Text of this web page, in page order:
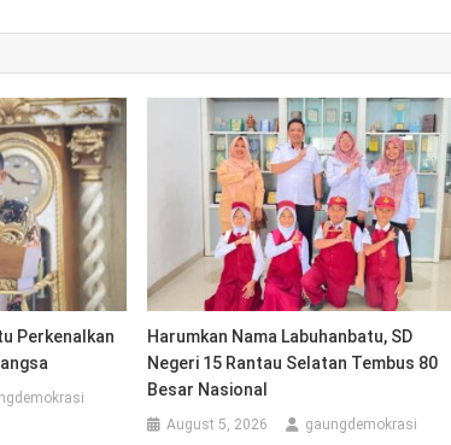
Perkenalkan
Harumkan Nama Labuhanbatu, SD
Negeri 15 Rantau Selatan Tembus 80
Besar Nasional
August 5, 2026 gaungdemokrasi